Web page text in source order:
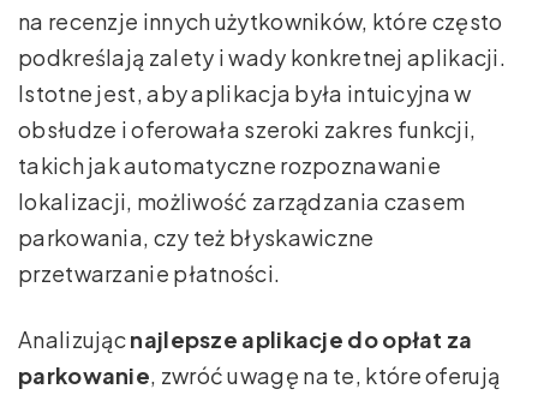
na recenzje innych użytkowników, które często
podkreślają zalety i wady konkretnej aplikacji.
Istotne jest, aby aplikacja była intuicyjna w
obsłudze i oferowała szeroki zakres funkcji,
takich jak automatyczne rozpoznawanie
lokalizacji, możliwość zarządzania czasem
parkowania, czy też błyskawiczne
przetwarzanie płatności.
Analizującnajlepsze aplikacje do opłat za
parkowanie, zwróć uwagę na te, które oferują